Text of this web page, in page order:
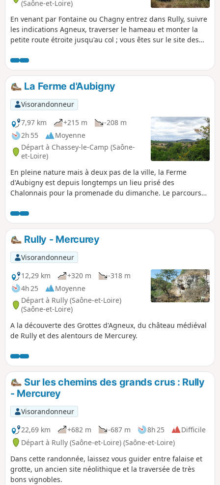
(Saône-et-Loire)
En venant par Fontaine ou Chagny entrez dans Rully, suivre
les indications Agneux, traverser le hameau et monter la
petite route étroite jusqu'au col ; vous êtes sur le site des
le départ de la randonnée.
La Ferme d'Aubigny
Visorandonneur
7,97 km
+215 m
-208 m
2h 55
Moyenne
Départ à Chassey-le-Camp (Saône-
et-Loire)
En pleine nature mais à deux pas de la ville, la Ferme
d'Aubigny est depuis longtemps un lieu prisé des
Chalonnais pour la promenade du dimanche. Le parcours
d'attention pour ne pas s'égarer sur les nombreux chemins
de traverse du secteur.
Rully - Mercurey
Visorandonneur
12,29 km
+320 m
-318 m
4h 25
Moyenne
Départ à Rully (Saône-et-Loire)
(Saône-et-Loire)
A la découverte des Grottes d'Agneux, du château médiéval
de Rully et des alentours de Mercurey.
Sur les chemins des grands crus : Rully
- Mercurey
Visorandonneur
22,69 km
+682 m -687 m 8h 25
Difficile
Départ à Rully (Saône-et-Loire) (Saône-et-Loire)
Dans cette randonnée, laissez vous guider entre falaise et
grotte, un ancien site néolithique et la traversée de très
bons vignobles.